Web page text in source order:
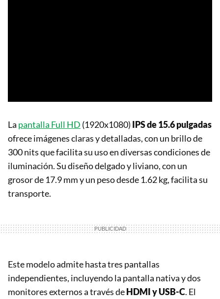
La pantalla Full HD (1920x1080) IPS de 15.6 pulgadas
ofrece imágenes claras y detalladas, con un brillo de
300 nits que facilita su uso en diversas condiciones de
iluminación. Su diseño delgado y liviano, con un
grosor de 17.9 mm y un peso desde 1.62 kg, facilita su
transporte.
Este modelo admite hasta tres pantallas
independientes, incluyendo la pantalla nativa y dos
monitores externos a través deHDMI y USB-C. El